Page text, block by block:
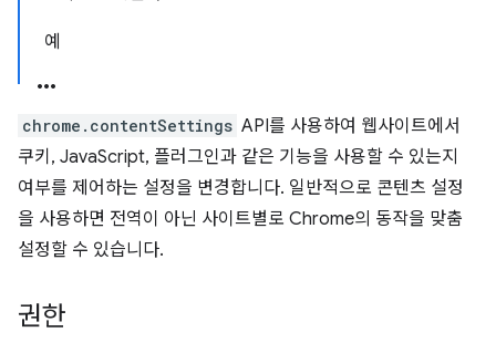
예
chrome.contentSettings API를 사용하여 웹사이트에서
쿠키, JavaScript, 플러그인과 같은 기능을 사용할 수 있는지
여부를 제어하는 설정을 변경합니다. 일반적으로 콘텐츠 설정
을 사용하면 전역이 아닌 사이트별로 Chrome의 동작을 맞춤
설정할 수 있습니다.
권한